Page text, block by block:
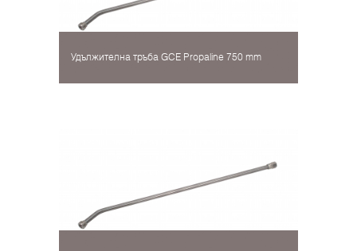
Удължителна тръба GCE Propaline 750 mm